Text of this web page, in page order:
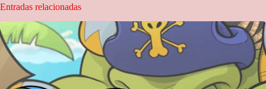
Entradas relacionadas